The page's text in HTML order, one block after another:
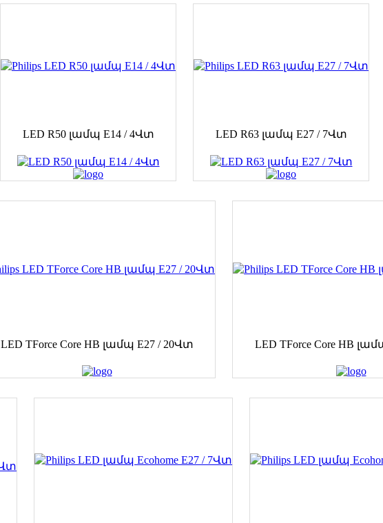
LED R50 լամպ E14 / 4Վտ LED R63 լամպ E27 / 7Վտ
LED TForce Core HB լամպ E27 / 20Վտ LED TForce Core HB